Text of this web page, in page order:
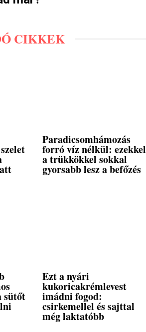
CIKKEK
Paradicsomhámozás
forró víz nélkül: ezekkel
a trükkökkel sokkal
gyorsabb lesz a befőzés
sütőt
Ezt a nyári
kukoricakrémlevest
imádni fogod:
csirkemellel és sajttal
még laktatóbb